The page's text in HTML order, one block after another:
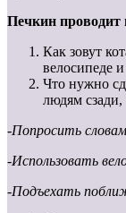
Печкин проводит
Как зовут
велосипеде
Что нужно
людям
-Попросить
-Использовать
-Подъехать